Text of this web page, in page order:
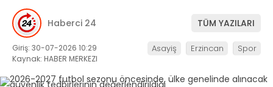
Haberci 24 TÜM YAZILARI
Giriş: 30-07-2026 10:29
Kaynak: HABER MERKEZI
Asayiş Erzincan Spor